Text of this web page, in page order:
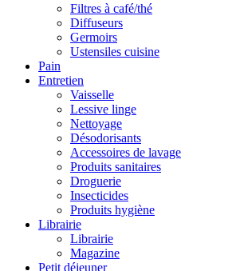
Filtres à café/thé
Diffuseurs
Germoirs
Ustensiles cuisine
Pain
Entretien
Vaisselle
Lessive linge
Nettoyage
Désodorisants
Accessoires de lavage
Produits sanitaires
Droguerie
Insecticides
Produits hygiène
Librairie
Librairie
Magazine
Petit déjeuner